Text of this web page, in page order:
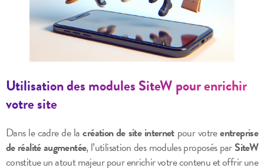
Utilisation des modules SiteW pour enrichir
votre site
Dans le cadre de lacréation de site internetpour votreentreprise
de réalité augmentée, l’utilisation des modules proposés parSiteW
constitue un atout majeur pour enrichir votre contenu et offrir une